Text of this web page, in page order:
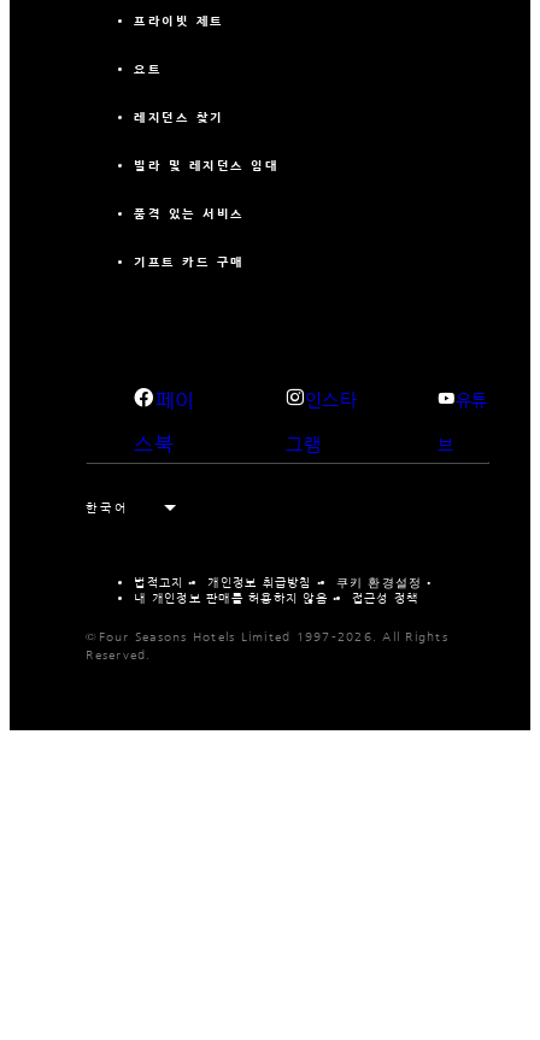
프라이빗 제트
요트
레지던스 찾기
빌라 및 레지던스 임대
품격 있는 서비스
기프트 카드 구매
페이
스북
인스타
그램
유튜
브
법적고지 개인정보 취급방침
쿠키 환경설정
내 개인정보 판매를 허용하지 않음
접근성 정책
©Four Seasons Hotels Limited 1997-2026. All Rights
Reserved.